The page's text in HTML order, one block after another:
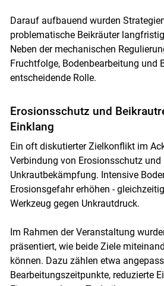
Darauf aufbauend wurden
problematische Beikräuter
Neben der mechanischen
Fruchtfolge, Bodenbearbeitung und
entscheidende Rolle.
Erosionsschutz und
Einklang
Ein oft diskutierter Zielkonflikt im
Verbindung von Erosionsschutz und
Unkrautbekämpfung. Intensive
Erosionsgefahr erhöhen -
Werkzeug gegen Unkrautdruck.
Im Rahmen der Veranstaltung
präsentiert, wie beide Ziele
können. Dazu zählen etwa
Bearbeitungszeitpunkte, reduzierte